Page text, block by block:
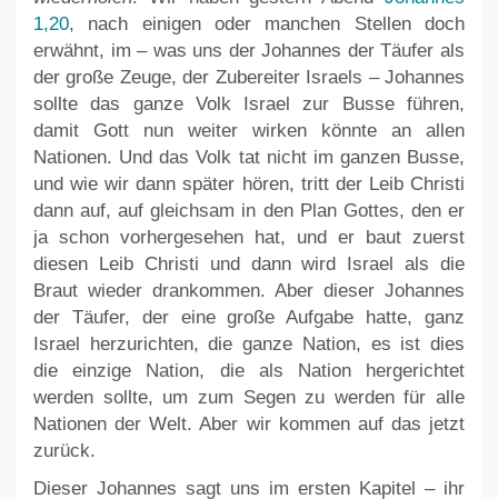
1,20, nach einigen oder manchen Stellen doch
erwähnt, im – was uns der Johannes der Täufer als
der große Zeuge, der Zubereiter Israels – Johannes
sollte das ganze Volk Israel zur Busse führen,
damit Gott nun weiter wirken könnte an allen
Nationen. Und das Volk tat nicht im ganzen Busse,
und wie wir dann später hören, tritt der Leib Christi
dann auf, auf gleichsam in den Plan Gottes, den er
ja schon vorhergesehen hat, und er baut zuerst
diesen Leib Christi und dann wird Israel als die
Braut wieder drankommen. Aber dieser Johannes
der Täufer, der eine große Aufgabe hatte, ganz
Israel herzurichten, die ganze Nation, es ist dies
die einzige Nation, die als Nation hergerichtet
werden sollte, um zum Segen zu werden für alle
Nationen der Welt. Aber wir kommen auf das jetzt
zurück.
Dieser Johannes sagt uns im ersten Kapitel – ihr